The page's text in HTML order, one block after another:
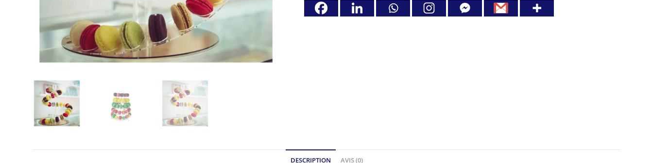
DESCRIPTION AVIS (0)